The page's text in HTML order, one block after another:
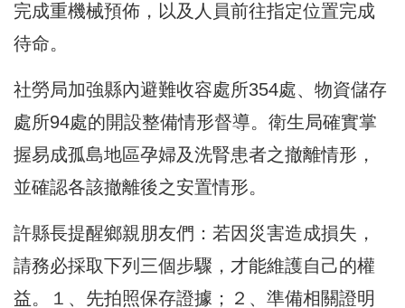
完成重機械預佈，以及人員前往指定位置完成
待命。
社勞局加強縣內避難收容處所354處、物資儲存
處所94處的開設整備情形督導。衛生局確實掌
握易成孤島地區孕婦及洗腎患者之撤離情形，
並確認各該撤離後之安置情形。
許縣長提醒鄉親朋友們：若因災害造成損失，
請務必採取下列三個步驟，才能維護自己的權
益。１、先拍照保存證據；２、準備相關證明